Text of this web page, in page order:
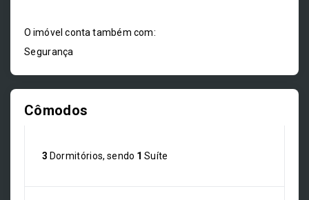
O imóvel conta também com:
Segurança
Cômodos
3 Dormitórios, sendo 1 Suíte